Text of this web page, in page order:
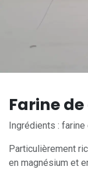
Farine
Ingrédients : farine
Particulièrement
en magnésium et